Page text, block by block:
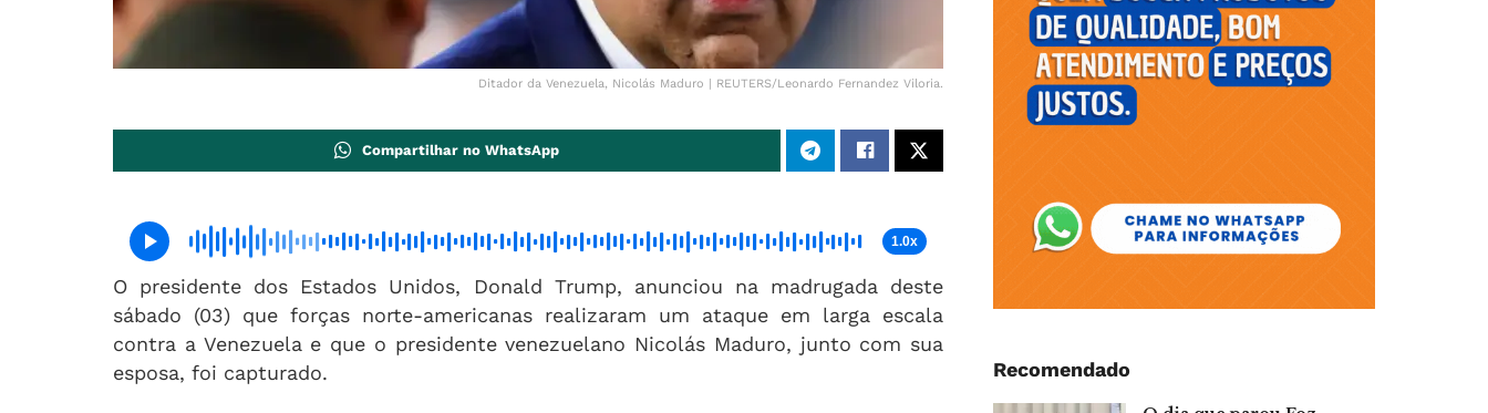
Ditador da Venezuela, Nicolás Maduro | REUTERS/Leonardo Fernandez Viloria.
Compartilhar no WhatsApp
1.0x
O presidente dos Estados Unidos, Donald Trump, anunciou na madrugada deste
sábado (03) que forças norte-americanas realizaram um ataque em larga escala
contra a Venezuela e que o presidente venezuelano Nicolás Maduro, junto com sua
esposa, foi capturado.
Recomendado